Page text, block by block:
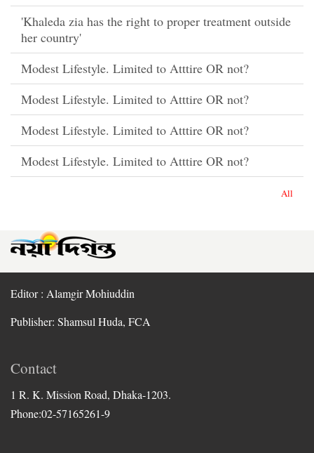
'Khaleda zia has the right to proper treatment outside
her country'
Modest Lifestyle. Limited to Atttire OR not?
Modest Lifestyle. Limited to Atttire OR not?
Modest Lifestyle. Limited to Atttire OR not?
Modest Lifestyle. Limited to Atttire OR not?
All
Editor : Alamgir Mohiuddin
Publisher: Shamsul Huda, FCA
Contact
1 R. K. Mission Road, Dhaka-1203.
Phone:02-57165261-9